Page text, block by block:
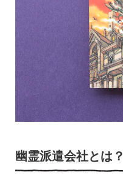
幽霊派遣会社とは？